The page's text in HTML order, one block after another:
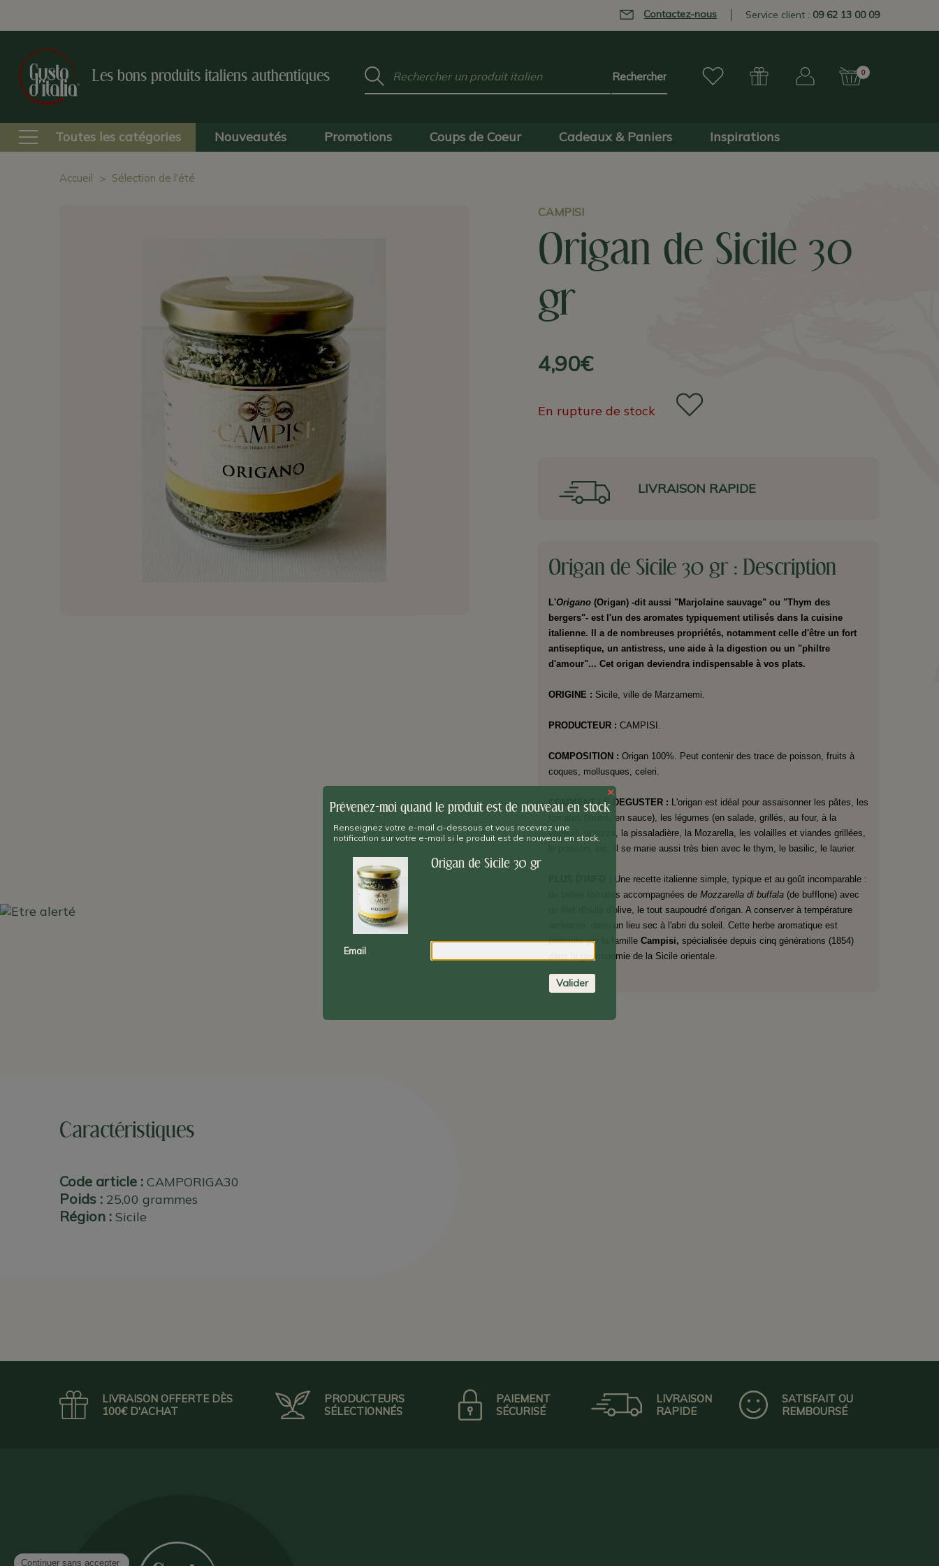
Contactez-nous Service client : 09 62 13 00 09
Les bons produits italiens authentiques 0
Mot
clé
Toutes les catégories Nouveautés Promotions Coups de Coeur Cadeaux & Paniers Inspirations
Accueil Sélection de l'été
CAMPISI
Origan de Sicile 30
gr
4,90€
En rupture de stock
LIVRAISON RAPIDE
Origan de Sicile 30 gr : Description
L'Origano (Origan) -dit aussi "Marjolaine sauvage" ou "Thym des
bergers"- est l'un des aromates typiquement utilisés dans la cuisine
italienne. Il a de nombreuses propriétés, notamment celle d'être un fort
antiseptique, un antistress, une aide à la digestion ou un "philtre
d'amour"... Cet origan deviendra indispensable à vos plats.
ORIGINE : Sicile, ville de Marzamemi.
PRODUCTEUR : CAMPISI.
COMPOSITION : Origan 100%. Peut contenir des trace de poisson, fruits à
coques, mollusques, celeri.
COMMENT LE DEGUSTER : L'origan est idéal pour assaisonner les pâtes, les
tomates (crues, en sauce), les légumes (en salade, grillés, au four, à la
vapeur), la pizza, la pissaladière, la Mozarella, les volailles et viandes grillées,
le poisson, etc. Il se marie aussi très bien avec le thym, le basilic, le laurier.
Une recette italienne simple, typique et au goût incomparable :
de belles tomates accompagnées de Mozzarella di buffala (de bufflone) avec
un filet d'huile d'olive, le tout saupoudré d'origan. A conserver à température
ambiante, dans un lieu sec à l'abri du soleil. Cette herbe aromatique est
préparée par la famille Campisi, spécialisée depuis cinq générations (1854)
dans la gastronomie de la Sicile orientale.
Caractéristiques
Code article : CAMPORIGA30
Poids : 25,00 grammes
Région : Sicile
LIVRAISON OFFERTE DÈS
100€ D'ACHAT
PRODUCTEURS
SÉLECTIONNÉS
PAIEMENT
SÉCURISÉ
LIVRAISON
RAPIDE
SATISFAIT OU
REMBOURSÉ
×
Prévenez-moi quand le produit est de nouveau en stock
Renseignez votre e-mail ci-dessous et vous recevrez une
notification sur votre e-mail si le produit est de nouveau en stock.
Origan de Sicile 30 gr
Email
Valider